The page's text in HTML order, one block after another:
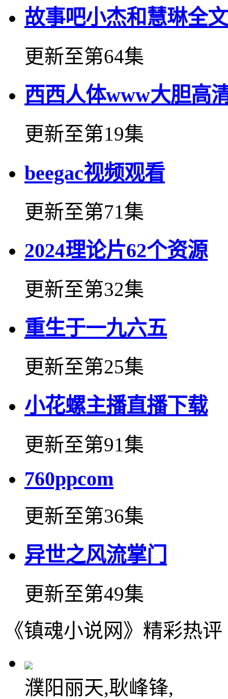
故事吧小杰和慧琳全文
更新至第64集
西西人体www大胆高
更新至第19集
beegac视频观看
更新至第71集
2024理论片62个资源
更新至第32集
重生于一九六五
更新至第25集
小花螺主播直播下载
更新至第91集
760ppcom
更新至第36集
异世之风流掌门
更新至第49集
《镇魂小说网》精彩热评
濮阳丽天,耿峰锋,